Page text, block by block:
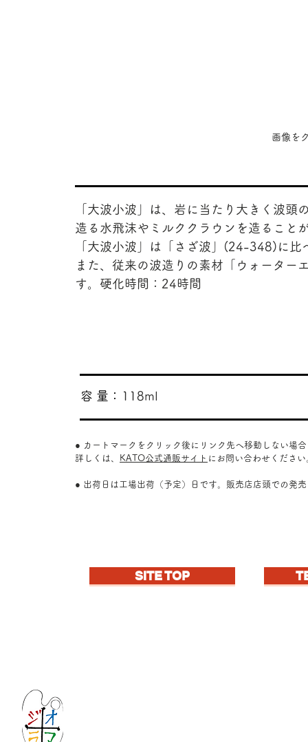
画像を
「大波小波」は、岩に当たり大きく波
造る水飛沫やミルククラウンを造ること
「大波小波」は「さざ波」(24-348)に
また、従来の波造りの素材「ウォータ
す。硬化時間：24時間
118ml
​容 量：
● カートマークをクリック後にリンク先へ移動しない場
詳しくは、
KATO公式通販サイト にお問い合わせください
● 出荷日は工場出荷（予定）日です。販売店店頭での発
SITE TOP